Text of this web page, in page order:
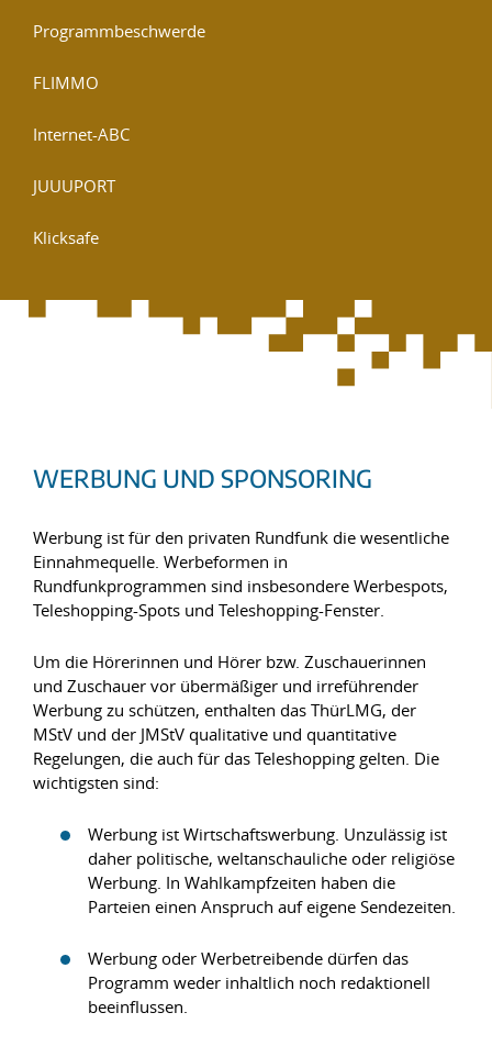
Programmbeschwerde
FLIMMO
Internet-ABC
JUUUPORT
Klicksafe
WERBUNG UND SPONSORING
Werbung ist für den privaten Rundfunk die wesentliche
Einnahmequelle. Werbeformen in
Rundfunkprogrammen sind insbesondere Werbespots,
Teleshopping-Spots und Teleshopping-Fenster.
Um die Hörerinnen und Hörer bzw. Zuschauerinnen
und Zuschauer vor übermäßiger und irreführender
Werbung zu schützen, enthalten das ThürLMG, der
MStV und der JMStV qualitative und quantitative
Regelungen, die auch für das Teleshopping gelten. Die
wichtigsten sind:
Werbung ist Wirtschaftswerbung. Unzulässig ist
daher politische, weltanschauliche oder religiöse
Werbung. In Wahlkampfzeiten haben die
Parteien einen Anspruch auf eigene Sendezeiten.
Werbung oder Werbetreibende dürfen das
Programm weder inhaltlich noch redaktionell
beeinflussen.